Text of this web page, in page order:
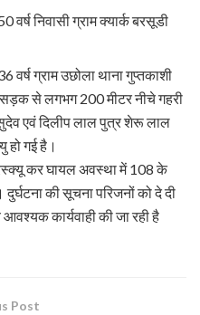
निवासी ग्राम क्यार्क बरसूडी
वर्ष ग्राम उछोला थाना गुप्तकाशी
से लगभग 200 मीटर नीचे गहरी
एवं दिलीप लाल पुत्र शेरू लाल
हो गई है।
कर घायल अवस्था में 108 के
की सूचना परिजनों को दे दी
कार्यवाही की जा रही है
Post